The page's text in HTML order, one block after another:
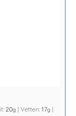
20g |Vetten:17g |